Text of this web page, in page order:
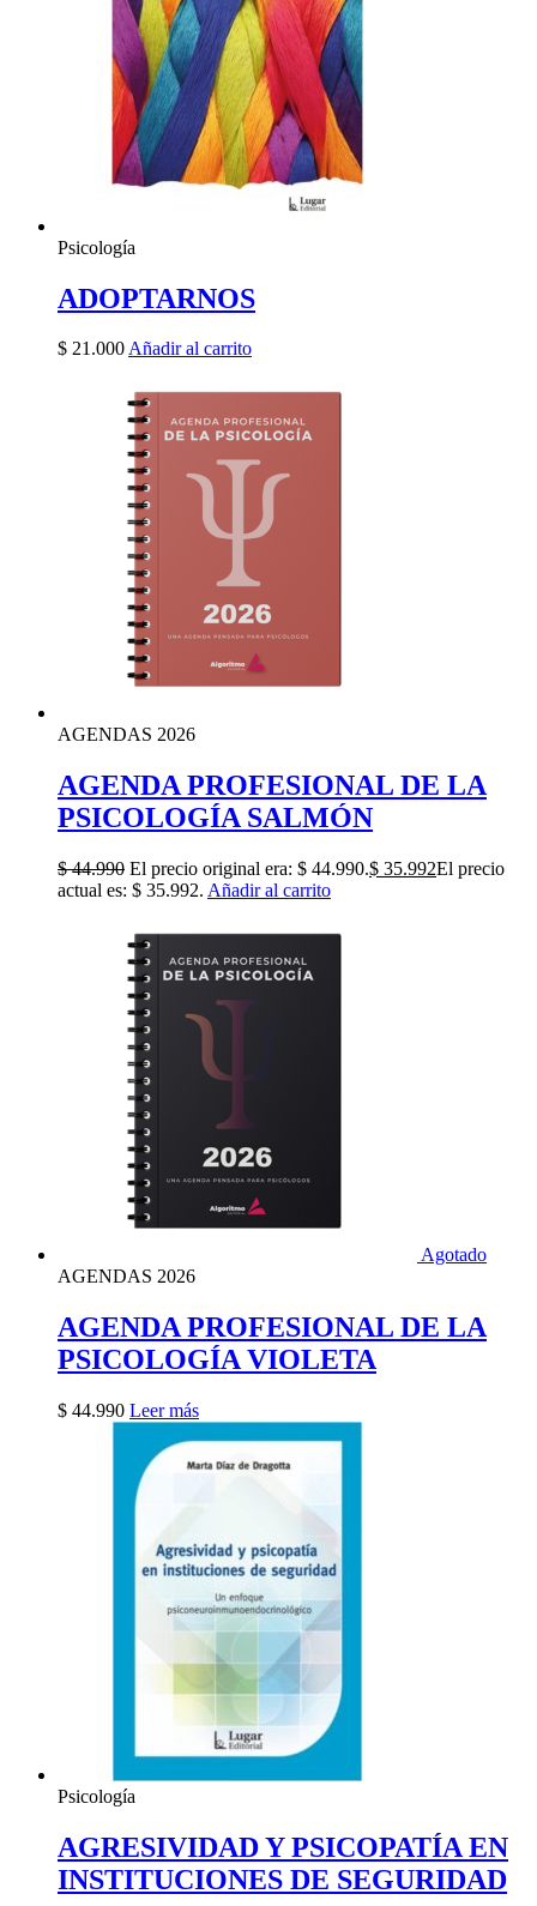
Psicología
ADOPTARNOS
$ 21.000Añadir al carrito
AGENDAS 2026
AGENDA PROFESIONAL DE LA
PSICOLOGÍA SALMÓN
$44.990 El precio original era: $ 44.990.$ 35.992El precio
actual es: $ 35.992. Añadir al carrito
Agotado
AGENDAS 2026
AGENDA PROFESIONAL DE LA
PSICOLOGÍA VIOLETA
$ 44.990 Leer más
Psicología
AGRESIVIDAD Y PSICOPATÍA EN
INSTITUCIONES DE SEGURIDAD